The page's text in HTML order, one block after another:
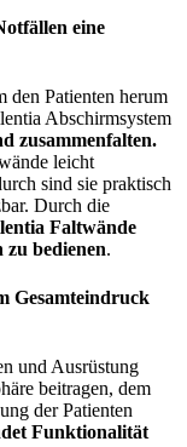
eine
den Patienten herum
Abschirmsystem
zusammenfalten.
leicht
sind sie praktisch
Durch die
Faltwände
bedienen.
Gesamteindruck
und Ausrüstung
beitragen, dem
der Patienten
Funktionalität